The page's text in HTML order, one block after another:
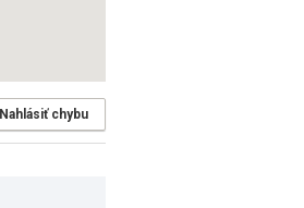
Nahlásiť chybu